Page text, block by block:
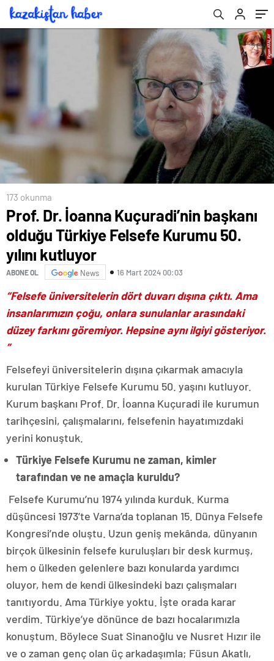
173 okunma
Prof. Dr. İoanna Kuçuradi’nin başkanı
olduğu Türkiye Felsefe Kurumu 50.
yılını kutluyor
ABONE OL News 16 Mart 2024 00:03
“Felsefe üniversitelerin dört duvarı dışına çıktı. Ama
insanlarımızın çoğu, onlara sunulanlar arasındaki
düzey farkını göremiyor. Hepsine aynı ilgiyi gösteriyor.
”
Felsefeyi üniversitelerin dışına çıkarmak amacıyla
kurulan Türkiye Felsefe Kurumu 50. yaşını kutluyor.
Kurum başkanı Prof. Dr. İoanna Kuçuradi ile kurumun
tarihçesini, çalışmalarını, felsefenin hayatımızdaki
yerini konuştuk.
Türkiye Felsefe Kurumu ne zaman, kimler
tarafından ve ne amaçla kuruldu?
Felsefe Kurumu’nu 1974 yılında kurduk. Kurma
düşüncesi 1973’te Varna’da toplanan 15. Dünya Felsefe
Kongresi’nde oluştu. Uzun geniş mekânda, dünyanın
birçok ülkesinin felsefe kuruluşları bir desk kurmuş,
hem o ülkeden gelenlere bazı konularda yardımcı
oluyor, hem de kendi ülkesindeki bazı çalışmaları
tanıtıyordu. Ama Türkiye yoktu. İşte orada karar
verdim. Türkiye’ye dönünce de bazı hocalarımızla
konuştum. Böylece Suat Sinanoğlu ve Nusret Hızır ile
ve o zaman genç olan üç arkadaşımla; Füsun Akatlı,